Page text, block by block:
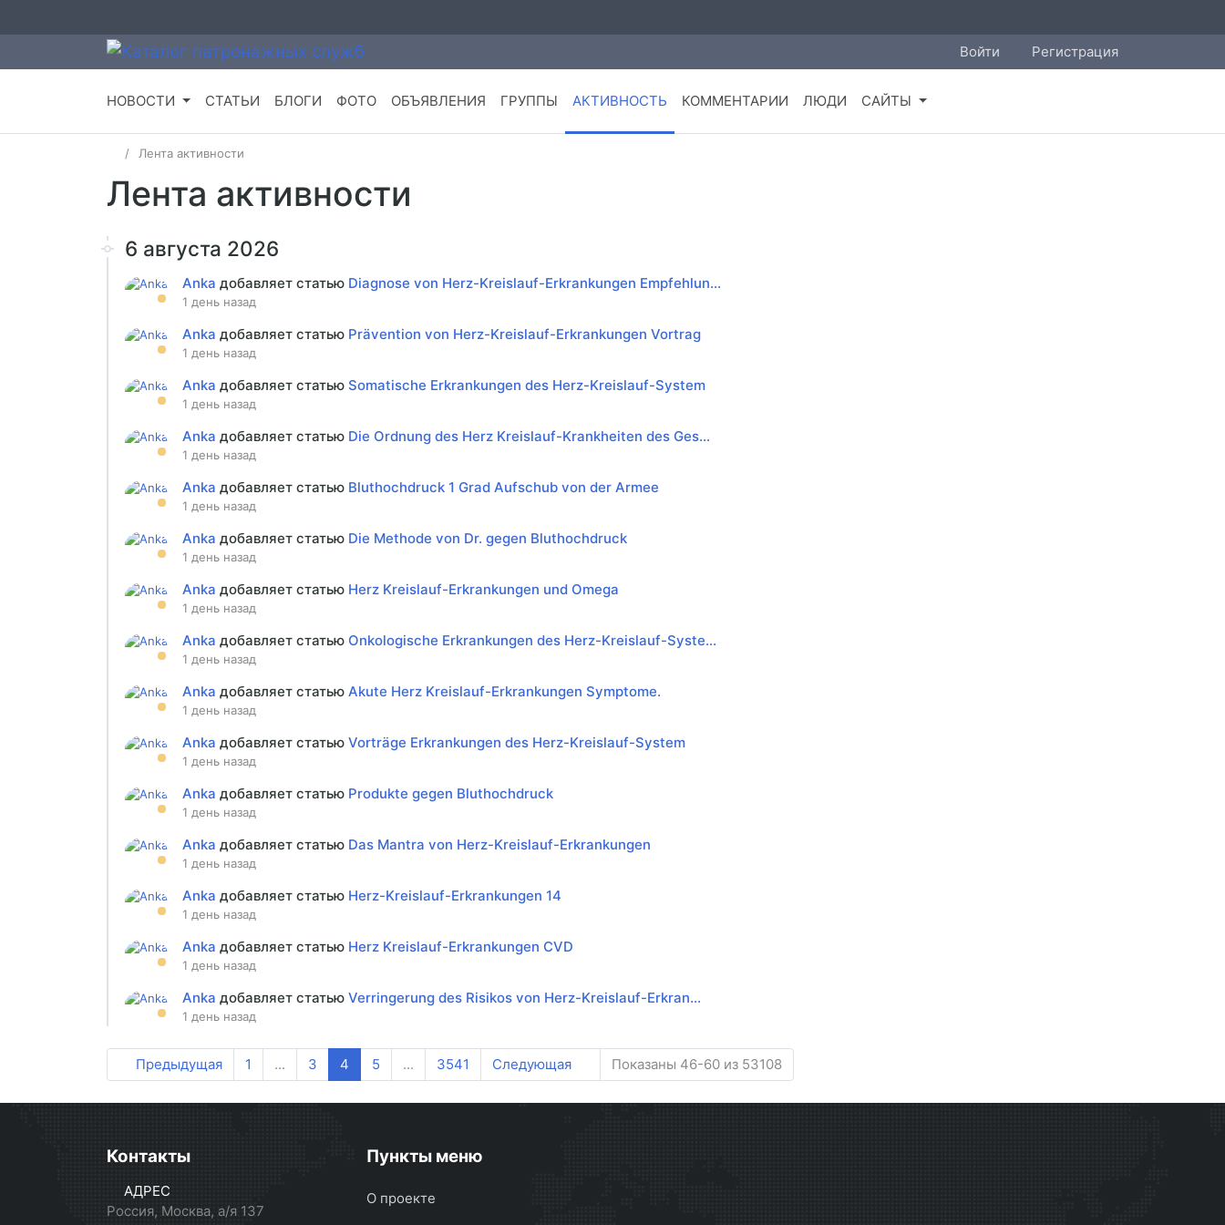
Войти Регистрация
НОВОСТИ СТАТЬИ БЛОГИ ФОТО ОБЪЯВЛЕНИЯ ГРУППЫ АКТИВНОСТЬ КОММЕНТАРИИ ЛЮДИ САЙТЫ
Лента активности
Лента активности
6 августа 2026
Anka добавляет статью Diagnose von Herz-Kreislauf-Erkrankungen Empfehlun...
1 день назад
Anka добавляет статью Prävention von Herz-Kreislauf-Erkrankungen Vortrag
1 день назад
Anka добавляет статью Somatische Erkrankungen des Herz-Kreislauf-System
1 день назад
Anka добавляет статью Die Ordnung des Herz Kreislauf-Krankheiten des Ges...
1 день назад
Anka добавляет статью Bluthochdruck 1 Grad Aufschub von der Armee
1 день назад
Anka добавляет статью Die Methode von Dr. gegen Bluthochdruck
1 день назад
Anka добавляет статью Herz Kreislauf-Erkrankungen und Omega
1 день назад
Anka добавляет статью Onkologische Erkrankungen des Herz-Kreislauf-Syste...
1 день назад
Anka добавляет статью Akute Herz Kreislauf-Erkrankungen Symptome.
1 день назад
Anka добавляет статью Vorträge Erkrankungen des Herz-Kreislauf-System
1 день назад
Anka добавляет статью Produkte gegen Bluthochdruck
1 день назад
Anka добавляет статью Das Mantra von Herz-Kreislauf-Erkrankungen
1 день назад
Anka добавляет статью Herz-Kreislauf-Erkrankungen 14
1 день назад
Anka добавляет статью Herz Kreislauf-Erkrankungen CVD
1 день назад
Anka добавляет статью Verringerung des Risikos von Herz-Kreislauf-Erkran...
1 день назад
Предыдущая 1 ... 3 4 5 ... 3541 Следующая Показаны 46-60 из 53108
Контакты
АДРЕС
Россия, Москва, а/я 137
Пункты меню
О проекте